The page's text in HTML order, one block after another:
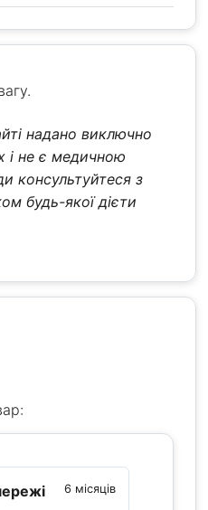
надано виключно
і не є медичною
консультуйтеся з
будь-якої дієти
6 місяців